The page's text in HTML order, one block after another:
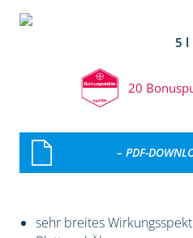
5 l
20
– PDF-
sehr breites